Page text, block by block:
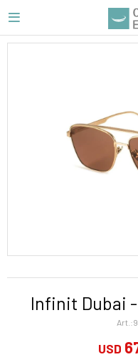

Infinit Dubai
USD